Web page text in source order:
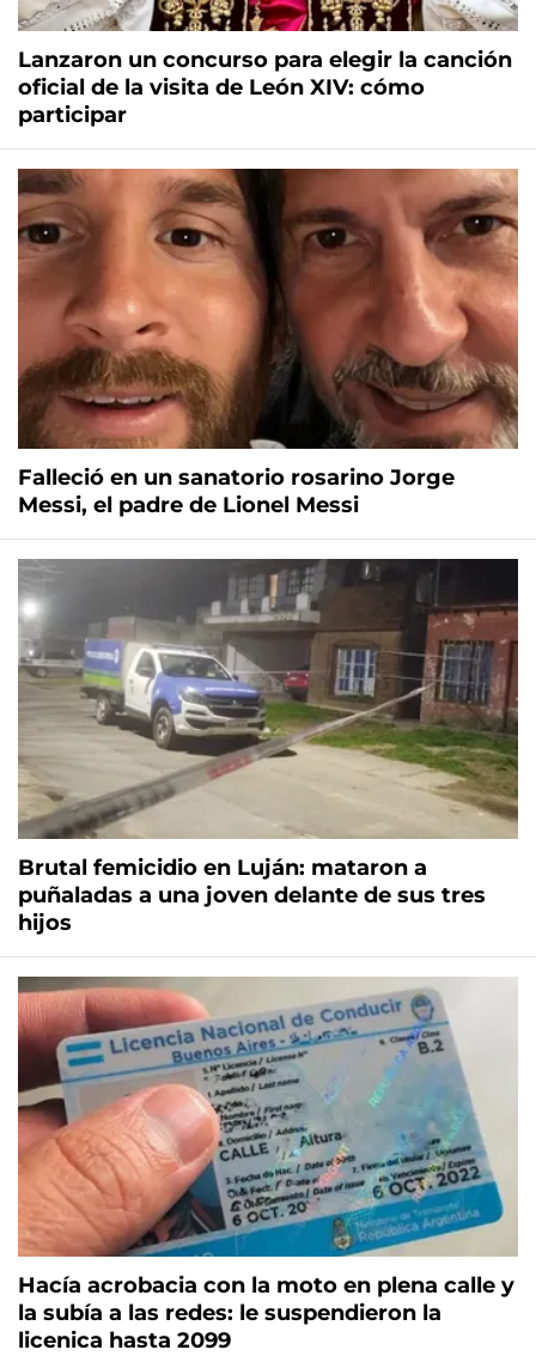
Lanzaron un concurso para elegir la canción
oficial de la visita de León XIV: cómo
participar
Falleció en un sanatorio rosarino Jorge
Messi, el padre de Lionel Messi
Brutal femicidio en Luján: mataron a
puñaladas a una joven delante de sus tres
hijos
Hacía acrobacia con la moto en plena calle y
la subía a las redes: le suspendieron la
licenica hasta 2099